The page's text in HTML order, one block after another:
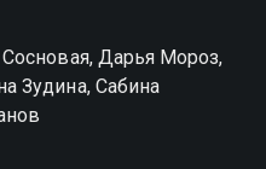
Дарья Мороз,
Зудина, Сабина